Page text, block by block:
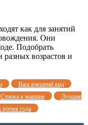
как для занятий
Они
Подобрать
возрастов и
Ваш внешний вид
Стирка в машине
Лучшие
года